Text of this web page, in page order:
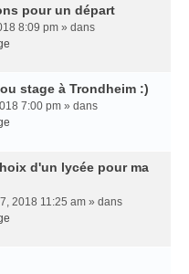
pour un départ
8:09 pm » dans
stage à Trondheim :)
7:00 pm » dans
d'un lycée pour ma
2018 11:25 am » dans